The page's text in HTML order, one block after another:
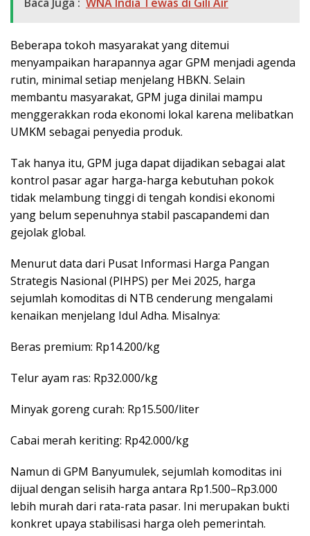
Beberapa tokoh masyarakat yang ditemui
menyampaikan harapannya agar GPM menjadi agenda
rutin, minimal setiap menjelang HBKN. Selain
membantu masyarakat, GPM juga dinilai mampu
menggerakkan roda ekonomi lokal karena melibatkan
UMKM sebagai penyedia produk.
Tak hanya itu, GPM juga dapat dijadikan sebagai alat
kontrol pasar agar harga-harga kebutuhan pokok
tidak melambung tinggi di tengah kondisi ekonomi
yang belum sepenuhnya stabil pascapandemi dan
gejolak global.
Menurut data dari Pusat Informasi Harga Pangan
Strategis Nasional (PIHPS) per Mei 2025, harga
sejumlah komoditas di NTB cenderung mengalami
kenaikan menjelang Idul Adha. Misalnya:
Beras premium: Rp14.200/kg
Telur ayam ras: Rp32.000/kg
Minyak goreng curah: Rp15.500/liter
Cabai merah keriting: Rp42.000/kg
Namun di GPM Banyumulek, sejumlah komoditas ini
dijual dengan selisih harga antara Rp1.500–Rp3.000
lebih murah dari rata-rata pasar. Ini merupakan bukti
konkret upaya stabilisasi harga oleh pemerintah.